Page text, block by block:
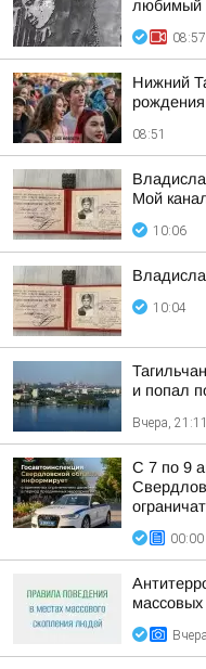
любимый
08:57
Нижний
рождения
08:51
Мой
10:06
10:04
и попал
Вчера, 21:11
С 7 по 9
00:00